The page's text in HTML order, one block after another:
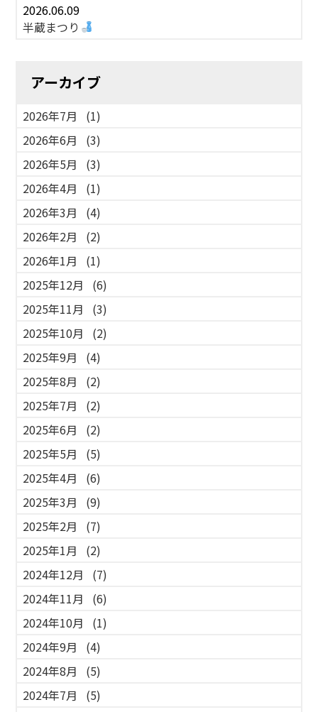
2026.06.09
半蔵まつり
アーカイブ
2026年7月
(1)
2026年6月
(3)
2026年5月
(3)
2026年4月
(1)
2026年3月
(4)
2026年2月
(2)
2026年1月
(1)
2025年12月
(6)
2025年11月
(3)
2025年10月
(2)
2025年9月
(4)
2025年8月
(2)
2025年7月
(2)
2025年6月
(2)
2025年5月
(5)
2025年4月
(6)
2025年3月
(9)
2025年2月
(7)
2025年1月
(2)
2024年12月
(7)
2024年11月
(6)
2024年10月
(1)
2024年9月
(4)
2024年8月
(5)
2024年7月
(5)